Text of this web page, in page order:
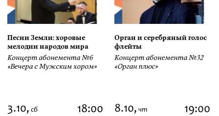
Песни Земли: хоровые
мелодии народов мира
Концерт абонемента №6
«Вечера с Мужским хором»
Орган и серебряный голос
флейты
Концерт абонемента №32
«Орган плюс»
3.10, сб 18:00 8.10, чт 19:00